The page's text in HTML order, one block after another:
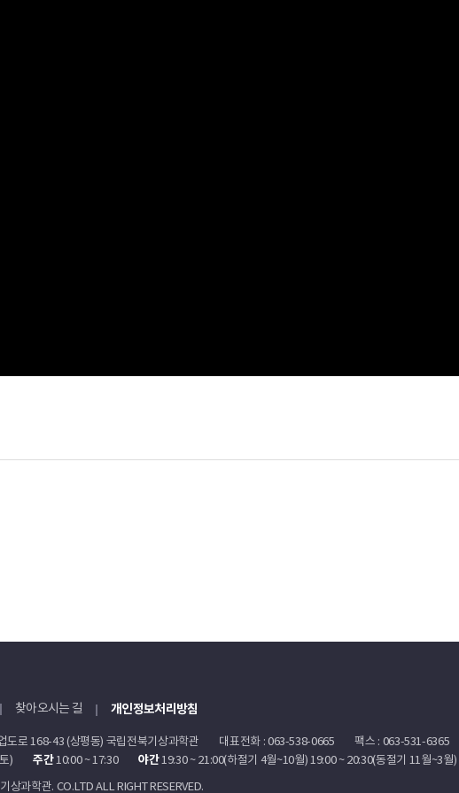
찾아오시는 길 개인정보처리방침
도로 168-43 (상평동) 국립전북기상과학관 대표전화 : 063-538-0665 팩스 : 063-531-6365
) 주간10:00 ~ 17:30 야간19:30 ~ 21:00(하절기 4월~10월) 19:00 ~ 20:30(동절기 11월~3월)
상과학관. CO.LTD ALL RIGHT RESERVED.